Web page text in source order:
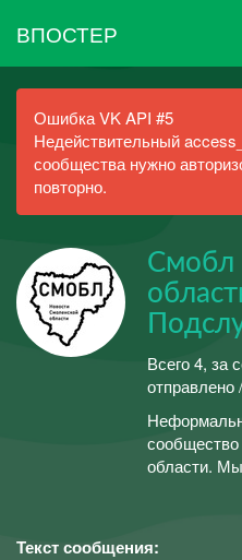
ВПОСТЕР
Ошибка VK API #5
Недействительный
сообщества нужно
повторно.
Смобл
Всего 4, за
отправлено
области.
Текст сообщения: